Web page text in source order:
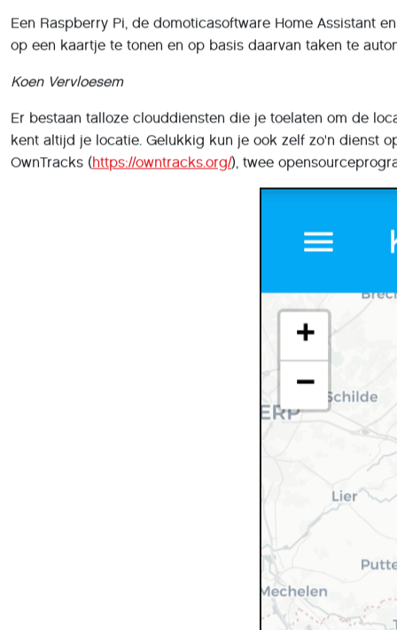
Koen Vervloesem
Er bestaan talloze clouddiensten die je toelaten om de
OwnTracks (https://owntracks.org/), twee